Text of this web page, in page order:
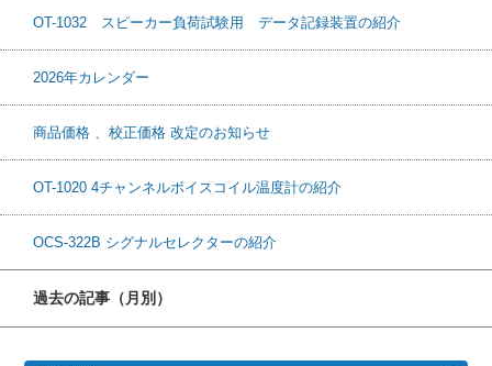
OT-1032 スピーカー負荷試験用 データ記録装置の紹介
2026年カレンダー
商品価格 、校正価格 改定のお知らせ
OT-1020 4チャンネルボイスコイル温度計の紹介
OCS-322B シグナルセレクターの紹介
過去の記事（月別）